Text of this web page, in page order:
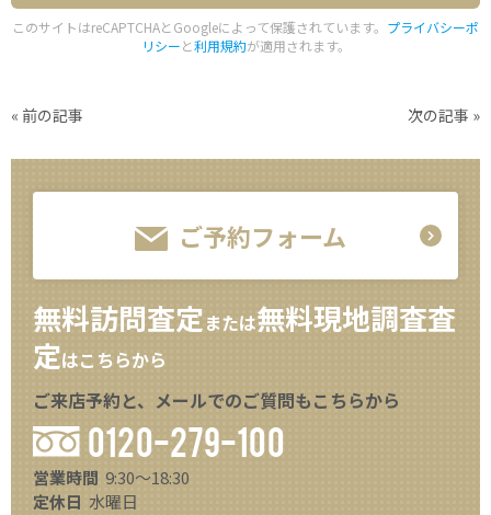
このサイトはreCAPTCHAとGoogleによって保護されています。 プライバシーポ
リシーと利用規約が適用されます。
« 前の記事 次の記事 »
ご予約フォーム
無料訪問査定または無料現地調査査
定はこちらから
ご来店予約と、メールでのご質問もこちらから
0120-279-100
営業時間 9:30～18:30
定休日 水曜日